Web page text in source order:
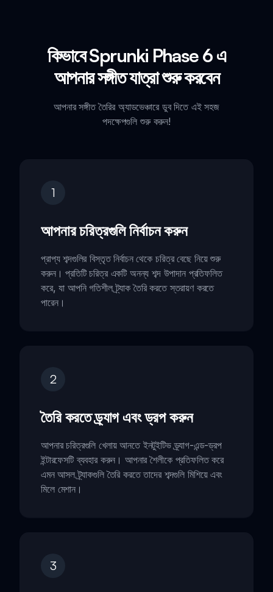
কিভাবে Sprunki Phase 6 এ
আপনার সঙ্গীত যাত্রা শুরু করবেন
আপনার সঙ্গীত তৈরির অ্যাডভেঞ্চারে ডুব দিতে এই সহজ
পদক্ষেপগুলি শুরু করুন!
1
আপনার চরিত্রগুলি নির্বাচন করুন
প্রাপ্য শব্দগুলির বিস্তৃত নির্বাচন থেকে চরিত্র বেছে নিয়ে শুরু
করুন। প্রতিটি চরিত্র একটি অনন্য শব্দ উপাদান প্রতিফলিত
করে, যা আপনি গতিশীল ট্র্যাক তৈরি করতে স্তরায়ণ করতে
পারেন।
2
তৈরি করতে ড্র্যাগ এবং ড্রপ করুন
আপনার চরিত্রগুলি খেলায় আনতে ইনটুইটিভ ড্র্যাগ-এন্ড-ড্রপ
ইন্টারফেসটি ব্যবহার করুন। আপনার শৈলীকে প্রতিফলিত করে
এমন আসল ট্র্যাকগুলি তৈরি করতে তাদের শব্দগুলি মিশিয়ে এবং
মিলে মেশান।
3